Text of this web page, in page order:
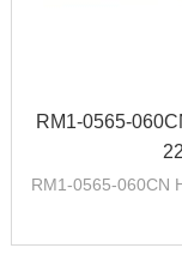
RM1-0565-
RM1-0565-060CN